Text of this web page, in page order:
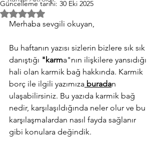
Güncelleme tarihi: 30 Eki 2025
5 üzerinden NaN yıldız
Merhaba sevgili okuyan,
Bu haftanın yazısı sizlerin bizlere sık sık
danıştığı "karma"nın ilişkilere yansıdığı
hali olan karmik bağ hakkında. Karmik
borç ile ilgili yazımıza buradan
ulaşabilirsiniz. Bu yazıda karmik bağ
nedir, karşılaşıldığında neler olur ve bu
karşılaşmalardan nasıl fayda sağlanır
gibi konulara değindik.